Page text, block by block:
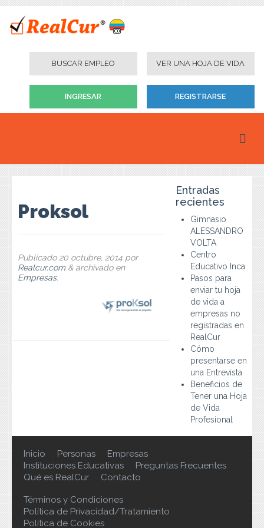
BUSCAR EMPLEO VER UNA HOJA DE VIDA
INGRESAR REGISTRARSE
Empresas
Preguntas Frecuentes
Proksol
Publicado20 octubre, 2014 por
Realcur.com &archivado en
Empresas.
Entradas
recientes
Gimnasio
ALESSANDRO
VOLTA
Centro
Educativo Inca
Pasos para
enviar tu hoja
de vida a
empresas no
registradas en
RealCur
Cómo
presentarse en
una Entrevista
Beneficios de
Tener una Hoja
de Vida
Profesional
Inicio Personas
Empresas
Instituciones Educativas
Preguntas Frecuentes
Qué es RealCur
Contacto
Términos y Condiciones
Política de Privacidad/Tratamiento
Política de Cookies